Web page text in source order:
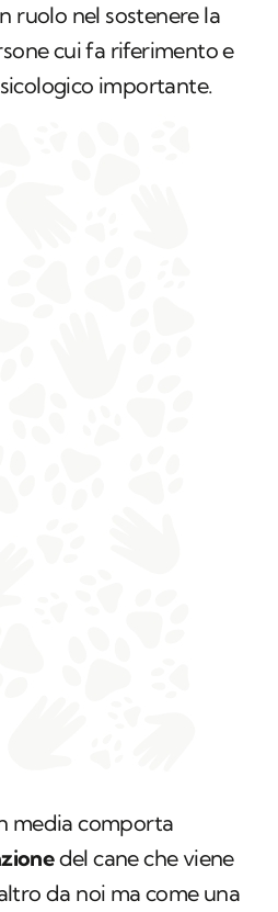
ruolo nel sostenere la
cui fa riferimento e
importante.
media comporta
del cane che viene
da noi ma come una